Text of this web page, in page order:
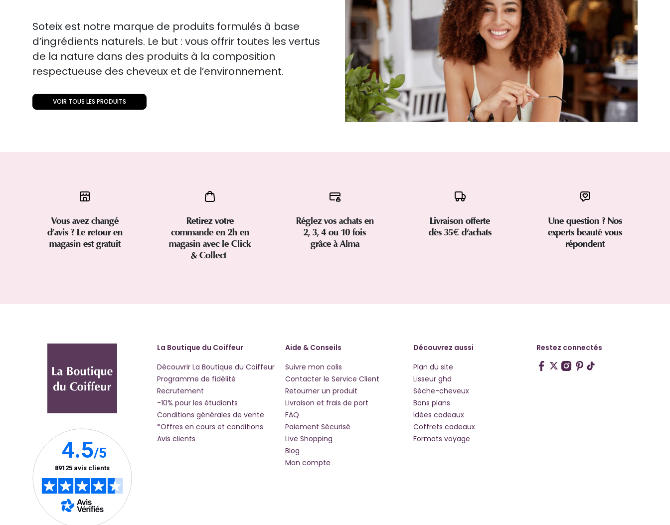
Soteix est notre marque de produits formulés à base
d’ingrédients naturels. Le but : vous offrir toutes les vertus
de la nature dans des produits à la composition
respectueuse des cheveux et de l’environnement.
VOIR TOUS LES PRODUITS
Vous avez changé
d’avis ? Le retour en
magasin est gratuit
Retirez votre
commande en 2h en
magasin avec le Click
& Collect
Réglez vos achats en
2, 3, 4 ou 10 fois
grâce à Alma
Livraison offerte
dès 35€ d'achats
Une question ? Nos
experts beauté vous
répondent
La Boutique du Coiffeur
Découvrir La Boutique du Coiffeur
Programme de fidélité
Recrutement
-10% pour les étudiants
Conditions générales de vente
*Offres en cours et conditions
Avis clients
Aide & Conseils
Suivre mon colis
Contacter le Service Client
Retourner un produit
Livraison et frais de port
FAQ
Paiement Sécurisé
Live Shopping
Blog
Mon compte
Découvrez aussi
Plan du site
Lisseur ghd
Sèche-cheveux
Bons plans
Idées cadeaux
Coffrets cadeaux
Formats voyage
Restez connectés